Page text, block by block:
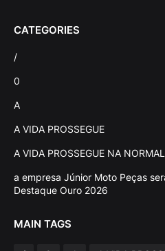
CATEGORIES
/
0
A
A VIDA PROSSEGUE
A VIDA PROSSEGUE NA NORMAL
a empresa Júnior Moto Peças
Destaque Ouro 2026
MAIN TAGS